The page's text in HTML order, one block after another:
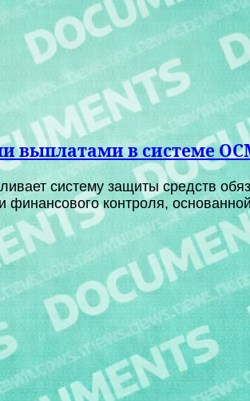
выплатами в системе
систему защиты средств
финансового контроля,